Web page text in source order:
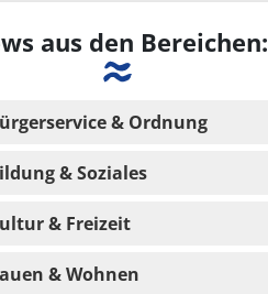
aus den Bereichen:
& Ordnung
& Soziales
& Freizeit
& Wohnen